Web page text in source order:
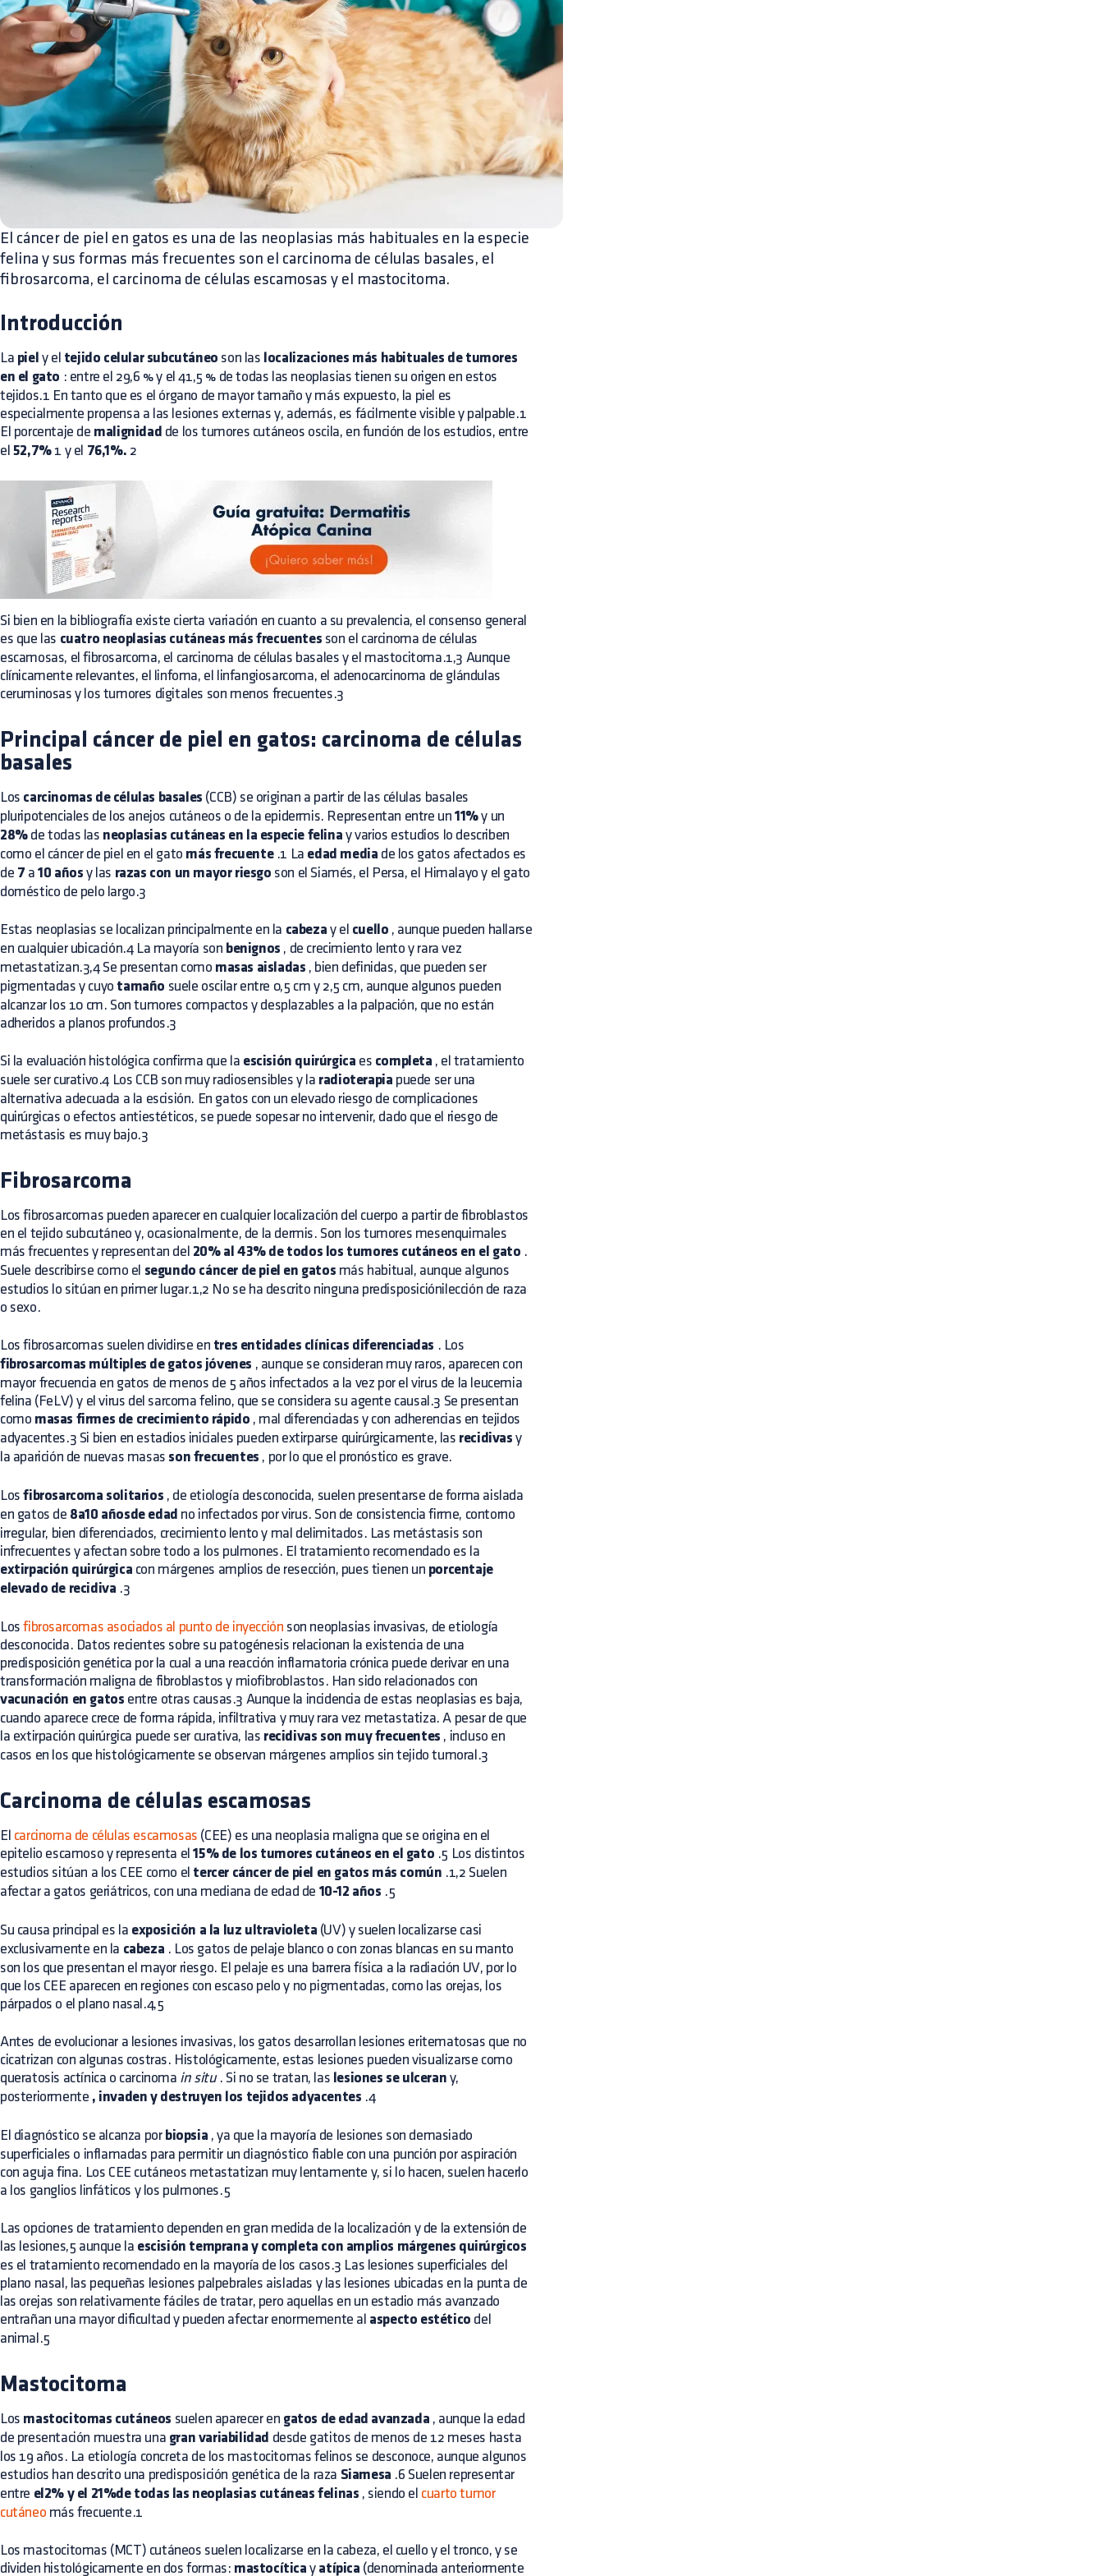
El cáncer de piel en gatos es una de las neoplasias más habituales en la especie
felina y sus formas más frecuentes son el carcinoma de células basales, el
fibrosarcoma, el carcinoma de células escamosas y el mastocitoma.
Introducción
La piel y el tejido celular subcutáneo son las localizaciones más habituales de tumores
en el gato : entre el 29,6 % y el 41,5 % de todas las neoplasias tienen su origen en estos
tejidos.1 En tanto que es el órgano de mayor tamaño y más expuesto, la piel es
especialmente propensa a las lesiones externas y, además, es fácilmente visible y palpable.1
El porcentaje de malignidad de los tumores cutáneos oscila, en función de los estudios, entre
el 52,7%1 y el 76,1%. 2
Si bien en la bibliografía existe cierta variación en cuanto a su prevalencia, el consenso general
es que las cuatro neoplasias cutáneas más frecuentes son el carcinoma de células
escamosas, el fibrosarcoma, el carcinoma de células basales y el mastocitoma.1,3 Aunque
clínicamente relevantes, el linfoma, el linfangiosarcoma, el adenocarcinoma de glándulas
ceruminosas y los tumores digitales son menos frecuentes.3
Principal cáncer de piel en gatos: carcinoma de células
basales
Los carcinomas de células basales (CCB) se originan a partir de las células basales
pluripotenciales de los anejos cutáneos o de la epidermis. Representan entre un11%y un
28%de todas las neoplasias cutáneas en la especie felina y varios estudios lo describen
como el cáncer de piel en el gato más frecuente.1 La edad media de los gatos afectados es
de 7 a10 años y las razas con un mayor riesgo son el Siamés, el Persa, el Himalayo y el gato
doméstico de pelo largo.3
Estas neoplasias se localizan principalmente en la cabeza y el cuello , aunque pueden hallarse
en cualquier ubicación.4 La mayoría son benignos , de crecimiento lento y rara vez
metastatizan.3,4 Se presentan como masas aisladas , bien definidas, que pueden ser
pigmentadas y cuyo tamaño suele oscilar entre 0,5 cm y 2,5 cm, aunque algunos pueden
alcanzar los 10 cm. Son tumores compactos y desplazables a la palpación, que no están
adheridos a planos profundos.3
Si la evaluación histológica confirma que la escisión quirúrgica es completa , el tratamiento
suele ser curativo.4 Los CCB son muy radiosensibles y la radioterapia puede ser una
alternativa adecuada a la escisión. En gatos con un elevado riesgo de complicaciones
quirúrgicas o efectos antiestéticos, se puede sopesar no intervenir, dado que el riesgo de
metástasis es muy bajo.3
Fibrosarcoma
Los fibrosarcomas pueden aparecer en cualquier localización del cuerpo a partir de fibroblastos
en el tejido subcutáneo y, ocasionalmente, de la dermis. Son los tumores mesenquimales
más frecuentes y representan del 20% al 43% de todos los tumores cutáneos en el gato .
Suele describirse como el segundo cáncer de piel en gatos más habitual, aunque algunos
estudios lo sitúan en primer lugar.1,2 No se ha descrito ninguna predisposiciónilección de raza
o sexo.
Los fibrosarcomas suelen dividirse en tres entidades clínicas diferenciadas . Los
fibrosarcomas múltiples de gatos jóvenes , aunque se consideran muy raros, aparecen con
mayor frecuencia en gatos de menos de 5 años infectados a la vez por el virus de la leucemia
felina (FeLV) y el virus del sarcoma felino, que se considera su agente causal.3 Se presentan
como masas firmes de crecimiento rápido , mal diferenciadas y con adherencias en tejidos
adyacentes.3 Si bien en estadios iniciales pueden extirparse quirúrgicamente, las recidivas y
la aparición de nuevas masas son frecuentes , por lo que el pronóstico es grave.
Losfibrosarcoma solitarios , de etiología desconocida, suelen presentarse de forma aislada
en gatos de 8a10 añosde edad no infectados por virus. Son de consistencia firme, contorno
irregular, bien diferenciados, crecimiento lento y mal delimitados. Las metástasis son
infrecuentes y afectan sobre todo a los pulmones. El tratamiento recomendado es la
extirpación quirúrgica con márgenes amplios de resección, pues tienen un porcentaje
elevado de recidiva .3
Losfibrosarcomas asociados al punto de inyección son neoplasias invasivas, de etiología
desconocida. Datos recientes sobre su patogénesis relacionan la existencia de una
predisposición genética por la cual a una reacción inflamatoria crónica puede derivar en una
transformación maligna de fibroblastos y miofibroblastos. Han sido relacionados con
vacunación en gatos entre otras causas.3 Aunque la incidencia de estas neoplasias es baja,
cuando aparece crece de forma rápida, infiltrativa y muy rara vez metastatiza. A pesar de que
la extirpación quirúrgica puede ser curativa, las recidivas son muy frecuentes , incluso en
casos en los que histológicamente se observan márgenes amplios sin tejido tumoral.3
Carcinoma de células escamosas
El carcinoma de células escamosas (CEE) es una neoplasia maligna que se origina en el
epitelio escamoso y representa el15% de los tumores cutáneos en el gato .5 Los distintos
estudios sitúan a los CEE como el tercer cáncer de piel en gatos más común .1,2 Suelen
afectar a gatos geriátricos, con una mediana de edad de 10-12 años .5
Su causa principal es la exposición a la luz ultravioleta (UV) y suelen localizarse casi
exclusivamente en la cabeza . Los gatos de pelaje blanco o con zonas blancas en su manto
son los que presentan el mayor riesgo. El pelaje es una barrera física a la radiación UV, por lo
que los CEE aparecen en regiones con escaso pelo y no pigmentadas, como las orejas, los
párpados o el plano nasal.4,5
Antes de evolucionar a lesiones invasivas, los gatos desarrollan lesiones eritematosas que no
cicatrizan con algunas costras. Histológicamente, estas lesiones pueden visualizarse como
queratosis actínica o carcinoma in situ. Si no se tratan, las lesiones se ulceran y,
posteriormente , invaden y destruyen los tejidos adyacentes .4
El diagnóstico se alcanza por biopsia , ya que la mayoría de lesiones son demasiado
superficiales o inflamadas para permitir un diagnóstico fiable con una punción por aspiración
con aguja fina. Los CEE cutáneos metastatizan muy lentamente y, si lo hacen, suelen hacerlo
a los ganglios linfáticos y los pulmones.5
Las opciones de tratamiento dependen en gran medida de la localización y de la extensión de
las lesiones,5 aunque la escisión temprana y completa con amplios márgenes quirúrgicos
es el tratamiento recomendado en la mayoría de los casos.3 Las lesiones superficiales del
plano nasal, las pequeñas lesiones palpebrales aisladas y las lesiones ubicadas en la punta de
las orejas son relativamente fáciles de tratar, pero aquellas en un estadio más avanzado
entrañan una mayor dificultad y pueden afectar enormemente al aspecto estético del
animal.5
Mastocitoma
Los mastocitomas cutáneos suelen aparecer en gatos de edad avanzada , aunque la edad
de presentación muestra una gran variabilidad desde gatitos de menos de 12 meses hasta
los 19 años. La etiología concreta de los mastocitomas felinos se desconoce, aunque algunos
estudios han descrito una predisposición genética de la raza Siamesa .6 Suelen representar
entre el2% y el 21%de todas las neoplasias cutáneas felinas , siendo el cuarto tumor
cutáneo más frecuente.1
Los mastocitomas (MCT) cutáneos suelen localizarse en la cabeza, el cuello y el tronco, y se
dividen histológicamente en dos formas: mastocítica y atípica (denominada anteriormente